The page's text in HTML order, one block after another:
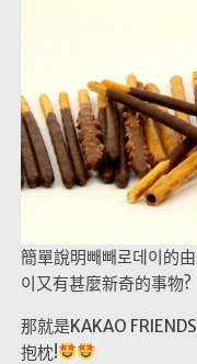
簡單說明빼빼로데이的
이又有甚麼新奇的事物?
那就是KAKAO
抱枕!